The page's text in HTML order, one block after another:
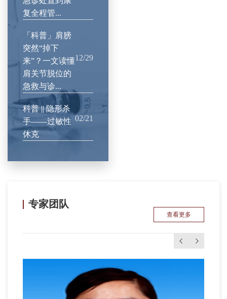
复全程管...
「科普」肩膀
突然“掉下
来”？一文读懂
肩关节脱位的
急救与诊...
12/29
科普 || 隐形杀
手——过敏性
休克
02/21
专家团队
查看更多